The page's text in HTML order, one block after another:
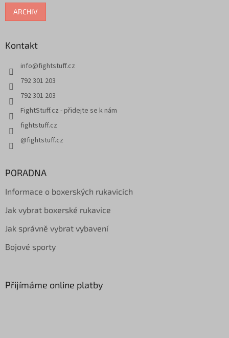
ARCHIV
Kontakt
info@fightstuff.cz
792 301 203
792 301 203
FightStuff.cz - přidejte se k nám
fightstuff.cz
@fightstuff.cz
PORADNA
Informace o boxerských rukavicích
Jak vybrat boxerské rukavice
Jak správně vybrat vybavení
Bojové sporty
Přijímáme online platby